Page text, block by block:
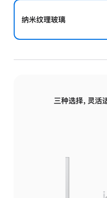
纳米纹理玻璃
三种选择，灵活